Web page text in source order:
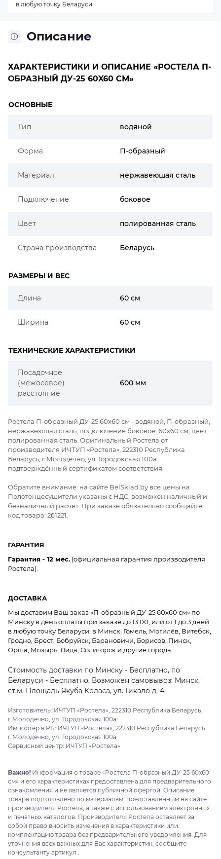
Описание
ХАРАКТЕРИСТИКИ И ОПИСАНИЕ «РОСТЕЛА П-
ОБРАЗНЫЙ ДУ-25 60X60 СМ»
ОСНОВНЫЕ
Тип водяной
Форма П-образный
Материал нержавеющая сталь
Подключение боковое
Цвет полированная сталь
Страна производства Беларусь
РАЗМЕРЫ И ВЕС
Длина 60 см
Ширина 60 см
ТЕХНИЧЕСКИЕ ХАРАКТЕРИСТИКИ
Посадочное
(межосевое)
расстояние
600 мм
Ростела П-образный ДУ-25 60x60 см - водяной, П-образный,
нержавеющая сталь, подключение боковое, 60x60 см, цвет:
полированная сталь. Оригинальный Ростела от
производителя ИЧТУП «Ростела», 222310 Республика
Беларусь, г.Молодечно, ул. Городокская 100а
подтверждённый сертификатом соответствия.
Обратите внимание: на сайте BelSklad.by все цены на
Полотенцесушители указаны с НДС, возможен наличный и
безналичный расчет. При заказе обязательно сообщайте
код товара: 261221.
ГАРАНТИЯ
Гарантия - 12 мес. (официальная гарантия производителя
Ростела).
ДОСТАВКА
Мы доставим Ваш заказ «П-образный ДУ-25 60x60 см» по
Минску в день оплаты при заказе до 13:00, или от 1 до 3 дней
в любую точку Беларуси: в Минск, Гомель, Могилёв, Витебск,
Гродно, Брест, Бобруйск, Барановичи, Борисов, Пинск,
Орша, Мозырь, Лида, Солигорск и другие города.
Стоимость доставки по Минску - Бесплатно, по
Беларуси - Бесплатно. Возможен самовывоз: Минск,
ст.м. Площадь Якуба Коласа, ул. Гикало д. 4.
Изготовитель: ИЧТУП «Ростела», 222310 Республика Беларусь,
г.Молодечно, ул. Городокская 100а
Импортер в РБ: ИЧТУП «Ростела», 222310 Республика Беларусь,
г.Молодечно, ул. Городокская 100а
Сервисный центр: ИЧТУП «Ростела»
Важно! Информация о товаре «Ростела П-образный ДУ-25 60x60
см» и его характеристиках предоставлена для предварительного
ознакомления и не является публичной офертой. Описание
товара подготовлено по материалам, представленным на сайте
производителя Ростела, а также с использованием электронных
и печатных каталогов. Производитель Ростела оставляет за
собой право вносить изменения в характеристики или
комплектацию товара без предварительного уведомления. Для
уточнения всех важных для Вас характеристик, сообщите
консультанту артикул .
в любую точку Беларуси